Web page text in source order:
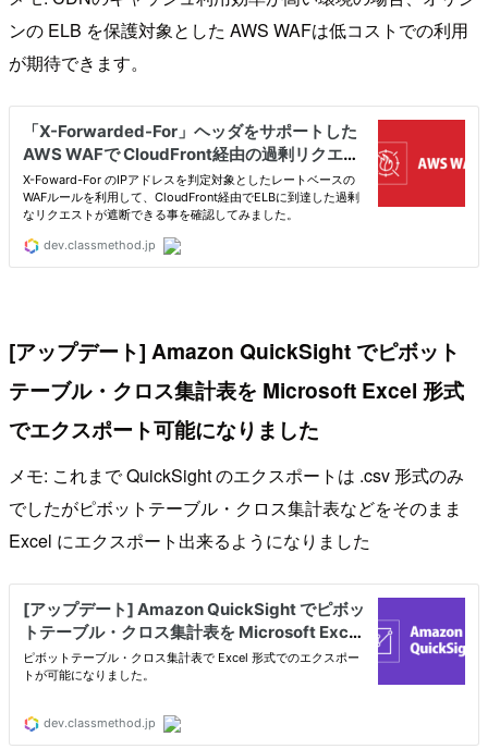
ンの ELB を保護対象とした AWS WAFは低コストでの利用
が期待できます。
[アップデート] Amazon QuickSight でピボット
テーブル・クロス集計表を Microsoft Excel 形式
でエクスポート可能になりました
メモ: これまで QuickSight のエクスポートは .csv 形式のみ
でしたがピボットテーブル・クロス集計表などをそのまま
Excel にエクスポート出来るようになりました